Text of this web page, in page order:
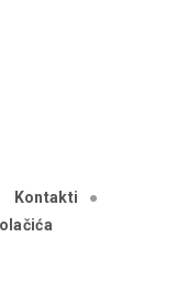
Kontakti